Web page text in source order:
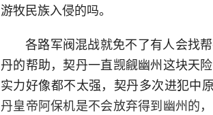
游牧民族入侵的吗。
各路军阀混战就免不了有人会找
丹的帮助，契丹一直觊觎幽州这块天
实力好像都不太强，契丹多次进犯中
丹皇帝阿保机是不会放弃得到幽州的